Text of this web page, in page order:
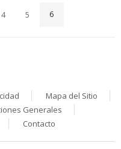
4 5 6
Mapa del Sitio
Generales
Contacto